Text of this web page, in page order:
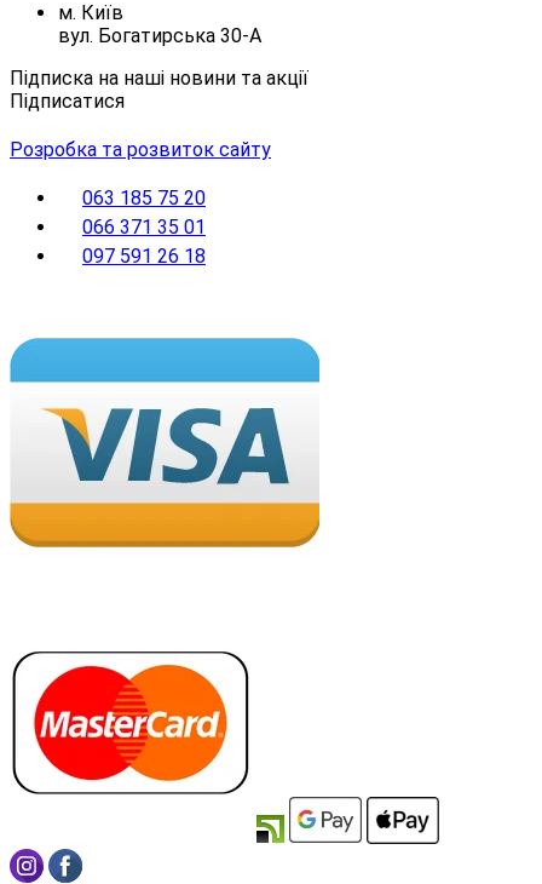
м. Київ
вул. Богатирська 30-А
Підписка на наші новини та акції
Підписатися
Розробка та розвиток сайту
063 185 75 20
066 371 35 01
097 591 26 18